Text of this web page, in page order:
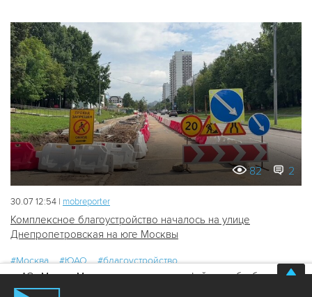
82 2
30.07 12:54 | mobreporter
Комплексное благоустройство началось на улице
Днепропетровская на юге Москвы
#Москва #ЮАО
#благоустройство
АО «Москва Медиа» использует куки-файлы и обрабатывает